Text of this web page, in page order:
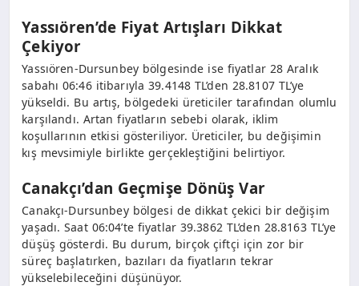
Yassıören’de Fiyat Artışları Dikkat
Çekiyor
Yassıören-Dursunbey bölgesinde ise fiyatlar 28 Aralık
sabahı 06:46 itibarıyla 39.4148 TL’den 28.8107 TL’ye
yükseldi. Bu artış, bölgedeki üreticiler tarafından olumlu
karşılandı. Artan fiyatların sebebi olarak, iklim
koşullarının etkisi gösteriliyor. Üreticiler, bu değişimin
kış mevsimiyle birlikte gerçekleştiğini belirtiyor.
Canakçı’dan Geçmişe Dönüş Var
Canakçı-Dursunbey bölgesi de dikkat çekici bir değişim
yaşadı. Saat 06:04’te fiyatlar 39.3862 TL’den 28.8163 TL’ye
düşüş gösterdi. Bu durum, birçok çiftçi için zor bir
süreç başlatırken, bazıları da fiyatların tekrar
yükselebileceğini düşünüyor.